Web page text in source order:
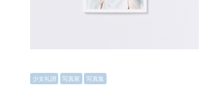
少女礼讃 写真家 写真集